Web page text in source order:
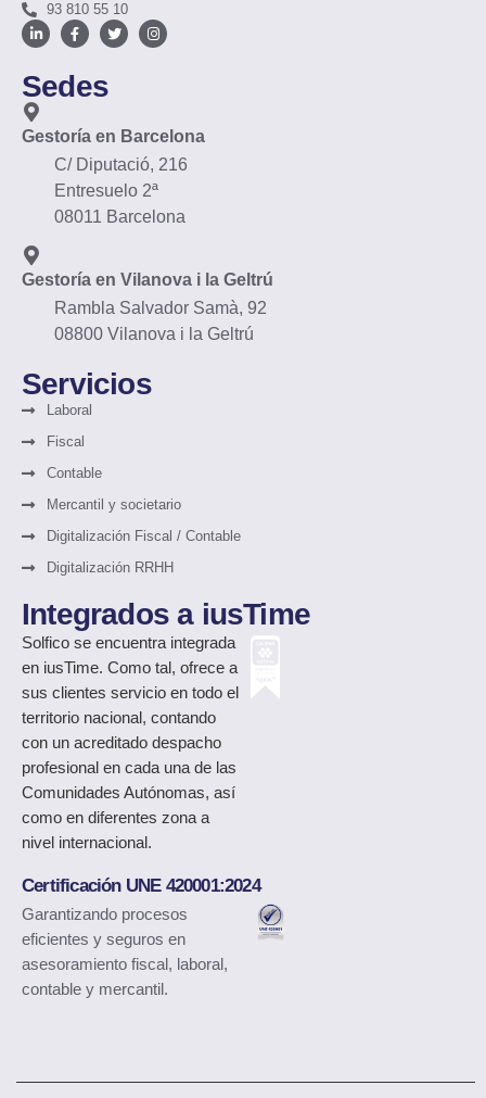
93 810 55 10
Sedes
Gestoría en Barcelona
C/ Diputació, 216
Entresuelo 2ª
08011 Barcelona
Gestoría en Vilanova i la Geltrú
Rambla Salvador Samà, 92
08800 Vilanova i la Geltrú
Servicios
Laboral
Fiscal
Contable
Mercantil y societario
Digitalización Fiscal / Contable
Digitalización RRHH
Integrados a iusTime
Solfico se encuentra integrada
en iusTime. Como tal, ofrece a
sus clientes servicio en todo el
territorio nacional, contando
con un acreditado despacho
profesional en cada una de las
Comunidades Autónomas, así
como en diferentes zona a
nivel internacional.
Certificación UNE 420001:2024
Garantizando procesos
eficientes y seguros en
asesoramiento fiscal, laboral,
contable y mercantil.